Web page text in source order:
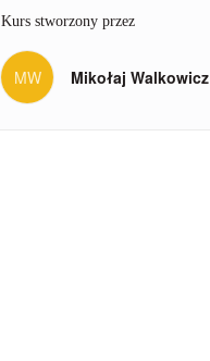
Kurs stworzony przez
MW Mikołaj Walkowicz